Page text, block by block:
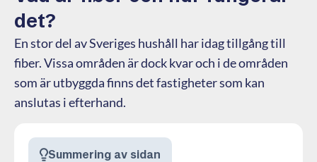
det?
En stor del av Sveriges hushåll har idag tillgång till
fiber. Vissa områden är dock kvar och i de områden
som är utbyggda finns det fastigheter som kan
anslutas i efterhand.
Summering av sidan